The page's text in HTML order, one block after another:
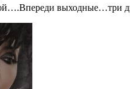
выходные…три